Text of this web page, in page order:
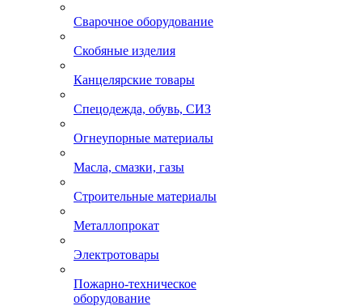
Сварочное оборудование
Скобяные изделия
Канцелярские товары
Спецодежда, обувь, СИЗ
Огнеупорные материалы
Масла, смазки, газы
Строительные материалы
Металлопрокат
Электротовары
Пожарно-техническое
оборудование